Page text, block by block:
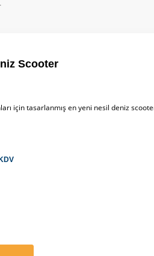
Scooter
için tasarlanmış en yeni nesil deniz